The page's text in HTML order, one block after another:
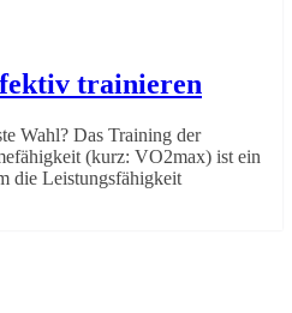
trainieren
Wahl? Das Training der
(kurz: VO2max) ist ein
die Leistungsfähigkeit